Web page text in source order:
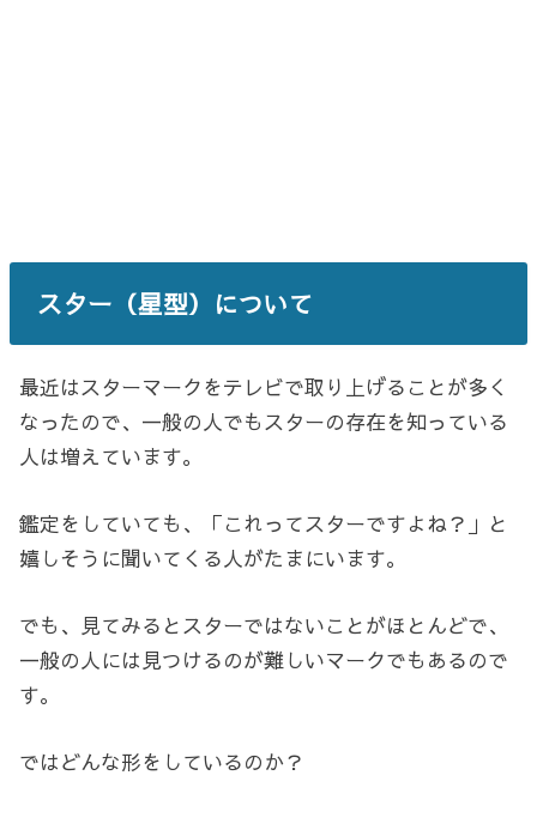
スター（星型）について
最近はスターマークをテレビで取り上げることが多く
なったので、一般の人でもスターの存在を知っている
人は増えています。
鑑定をしていても、「これってスターですよね？」と
嬉しそうに聞いてくる人がたまにいます。
でも、見てみるとスターではないことがほとんどで、
一般の人には見つけるのが難しいマークでもあるので
す。
ではどんな形をしているのか？